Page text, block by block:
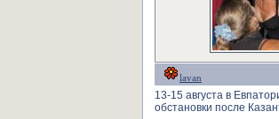
lavan
13-15 августа в
обстановки после